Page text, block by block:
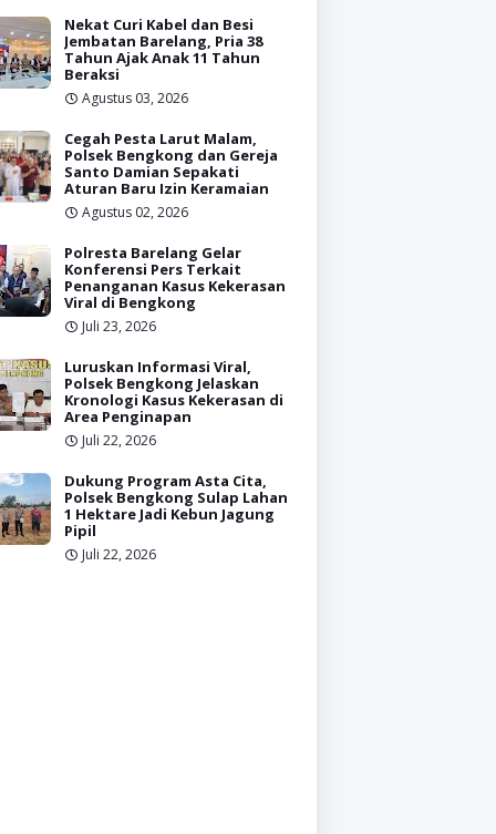
Nekat Curi Kabel dan Besi
Jembatan Barelang, Pria 38
Tahun Ajak Anak 11 Tahun
Beraksi
Agustus 03, 2026
Cegah Pesta Larut Malam,
Polsek Bengkong dan Gereja
Santo Damian Sepakati
Aturan Baru Izin Keramaian
Agustus 02, 2026
Polresta Barelang Gelar
Konferensi Pers Terkait
Penanganan Kasus Kekerasan
Viral di Bengkong
Juli 23, 2026
Luruskan Informasi Viral,
Polsek Bengkong Jelaskan
Kronologi Kasus Kekerasan di
Area Penginapan
Juli 22, 2026
Dukung Program Asta Cita,
Polsek Bengkong Sulap Lahan
1 Hektare Jadi Kebun Jagung
Pipil
Juli 22, 2026